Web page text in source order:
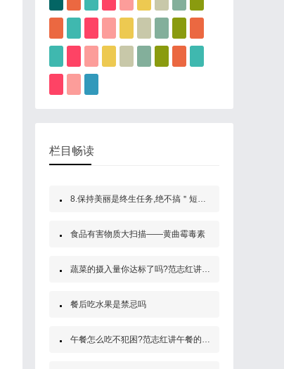
栏目畅读
8.保持美丽是终生任务,绝不搞＂短期效应＂
食品有害物质大扫描——黄曲霉毒素
蔬菜的摄入量你达标了吗?范志红讲蔬菜的好处及如何吃才营养
餐后吃水果是禁忌吗
午餐怎么吃不犯困?范志红讲午餐的重要